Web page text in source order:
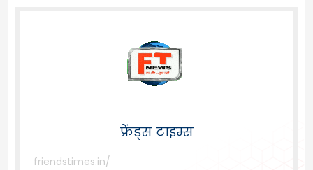
फ्रेंड्स टाइम्स
friendstimes.in/